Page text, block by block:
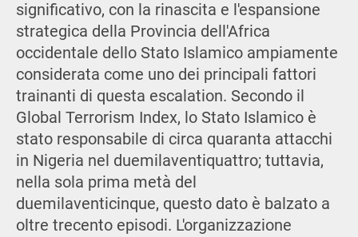
significativo, con la rinascita e l'espansione
strategica della Provincia dell'Africa
occidentale dello Stato Islamico ampiamente
considerata come uno dei principali fattori
trainanti di questa escalation. Secondo il
Global Terrorism Index, lo Stato Islamico è
stato responsabile di circa quaranta attacchi
in Nigeria nel duemilaventiquattro; tuttavia,
nella sola prima metà del
duemilaventicinque, questo dato è balzato a
oltre trecento episodi. L'organizzazione